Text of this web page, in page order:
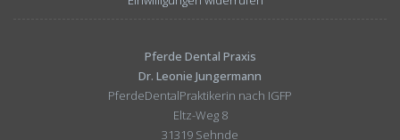
Pferde Dental Praxis
Dr. Leonie Jungermann
PferdeDentalPraktikerin nach IGFP
Eltz-Weg 8
31319 Sehnde